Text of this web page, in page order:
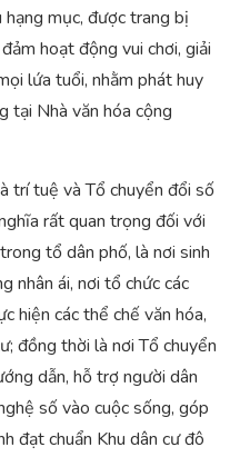
mục, được trang bị
hoạt động vui chơi, giải
lứa tuổi, nhằm phát huy
tại Nhà văn hóa cộng
trí tuệ và Tổ chuyển đổi số
rất quan trọng đối với
tổ dân phố, là nơi sinh
nhân ái, nơi tổ chức các
hiện các thể chế văn hóa,
đồng thời là nơi Tổ chuyển
dẫn, hỗ trợ người dân
số vào cuộc sống, góp
đạt chuẩn Khu dân cư đô